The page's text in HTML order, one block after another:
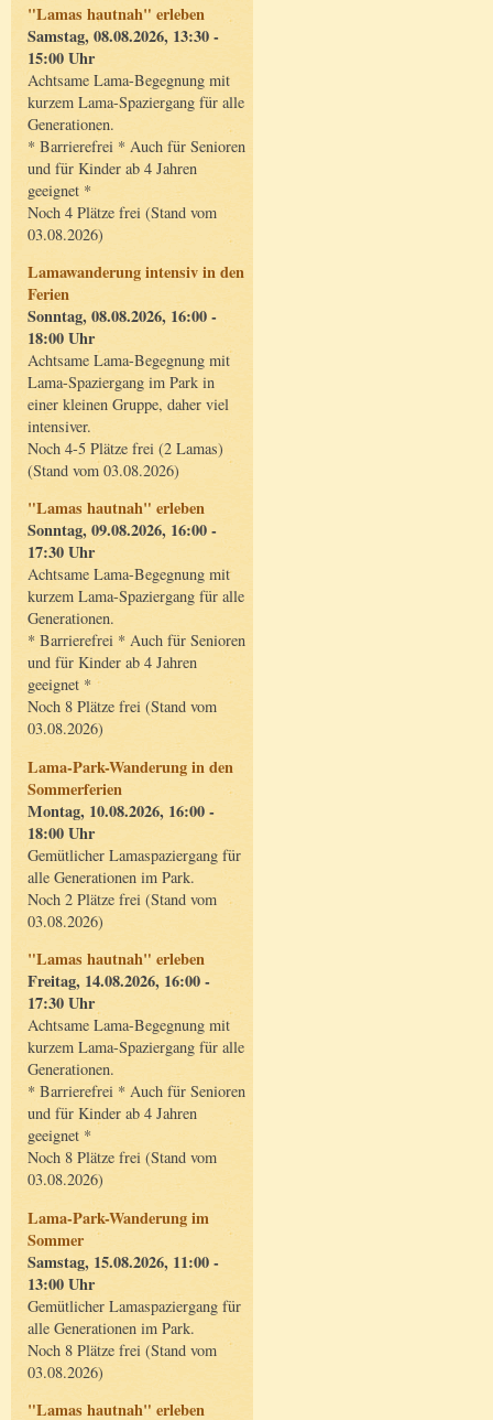
"Lamas hautnah" erleben
Samstag, 08.08.2026, 13:30 -
15:00 Uhr
Achtsame Lama-Begegnung mit
kurzem Lama-Spaziergang für alle
Generationen.
* Barrierefrei * Auch für Senioren
und für Kinder ab 4 Jahren
geeignet *
Noch 4 Plätze frei (Stand vom
03.08.2026)
Lamawanderung intensiv in den
Ferien
Sonntag, 08.08.2026, 16:00 -
18:00 Uhr
Achtsame Lama-Begegnung mit
Lama-Spaziergang im Park in
einer kleinen Gruppe, daher viel
intensiver.
Noch 4-5 Plätze frei (2 Lamas)
(Stand vom 03.08.2026)
"Lamas hautnah" erleben
Sonntag, 09.08.2026, 16:00 -
17:30 Uhr
Achtsame Lama-Begegnung mit
kurzem Lama-Spaziergang für alle
Generationen.
* Barrierefrei * Auch für Senioren
und für Kinder ab 4 Jahren
geeignet *
Noch 8 Plätze frei (Stand vom
03.08.2026)
Lama-Park-Wanderung in den
Sommerferien
Montag, 10.08.2026, 16:00 -
18:00 Uhr
Gemütlicher Lamaspaziergang für
alle Generationen im Park.
Noch 2 Plätze frei (Stand vom
03.08.2026)
"Lamas hautnah" erleben
Freitag, 14.08.2026, 16:00 -
17:30 Uhr
Achtsame Lama-Begegnung mit
kurzem Lama-Spaziergang für alle
Generationen.
* Barrierefrei * Auch für Senioren
und für Kinder ab 4 Jahren
geeignet *
Noch 8 Plätze frei (Stand vom
03.08.2026)
Lama-Park-Wanderung im
Sommer
Samstag, 15.08.2026, 11:00 -
13:00 Uhr
Gemütlicher Lamaspaziergang für
alle Generationen im Park.
Noch 8 Plätze frei (Stand vom
03.08.2026)
"Lamas hautnah" erleben